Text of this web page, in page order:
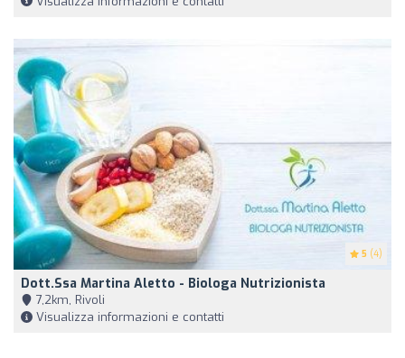
5 (4)
Dott.ssa Martina Aletto - Biologa Nutrizionista
7,2km, Rivoli
Visualizza informazioni e contatti